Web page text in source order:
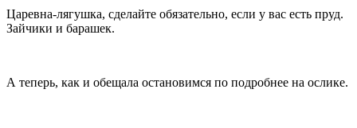
Царевна-лягушка, сделайте обязательно, если у вас есть пруд.
Зайчики и барашек.
А теперь, как и обещала остановимся по подробнее на ослике.